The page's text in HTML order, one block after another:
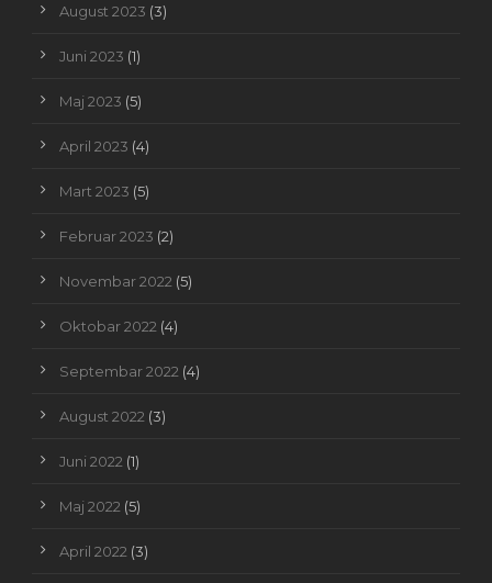
August 2023 (3)
Juni 2023 (1)
Maj 2023 (5)
April 2023 (4)
Mart 2023 (5)
Februar 2023 (2)
Novembar 2022 (5)
Oktobar 2022 (4)
Septembar 2022 (4)
August 2022 (3)
Juni 2022 (1)
Maj 2022 (5)
April 2022 (3)